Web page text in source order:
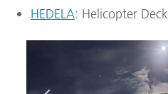
HEDELA: Helicopter